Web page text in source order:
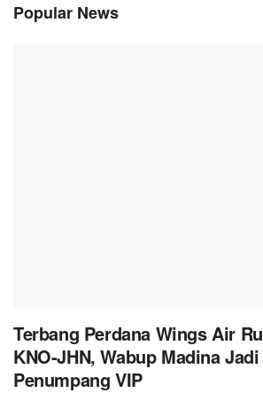
Popular News
Terbang Perdana Wings Air
KNO-JHN, Wabup Madina Jadi
Penumpang VIP